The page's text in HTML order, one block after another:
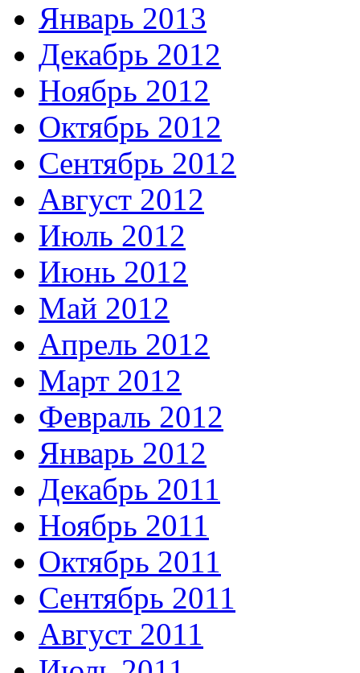
Январь 2013
Декабрь 2012
Ноябрь 2012
Октябрь 2012
Сентябрь 2012
Август 2012
Июль 2012
Июнь 2012
Май 2012
Апрель 2012
Март 2012
Февраль 2012
Январь 2012
Декабрь 2011
Ноябрь 2011
Октябрь 2011
Сентябрь 2011
Август 2011